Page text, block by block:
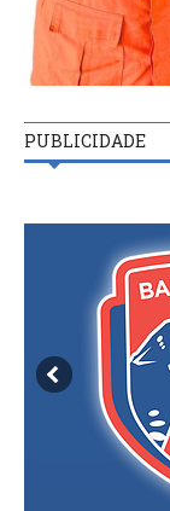
PUBLICIDADE